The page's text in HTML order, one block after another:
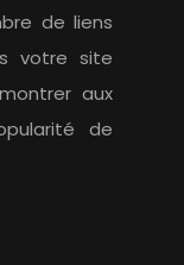
de liens
votre site
aux
de